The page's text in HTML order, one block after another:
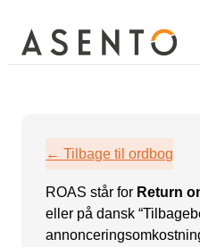
ORGANIC SEARCH
SEO
GEO
Viden
Blog
Webinar
Mød teamet
Nyhedsbrev
← Tilbage til ordbog
ROAS står for Return
eller på dansk